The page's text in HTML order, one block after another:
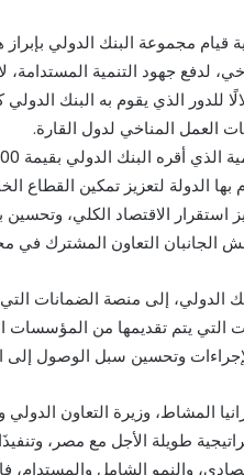
قيام مجموعة البنك الدولي
لدفع جهود التنمية المستدامة،
للدور الذي يقوم به البنك
العمل المناخي لدول القارة.
بها الدولة لتعزيز تمكين القطاع
استقرار الاقتصاد الكلي،
الجانبان التعاون المشترك
إلى منصة الضمانات التي
التي يتم تقديمها من المؤسسات
وتحسين سبل الوصول إلى
المشاط، وزيرة التعاون
طويلة الأجل مع مصر،